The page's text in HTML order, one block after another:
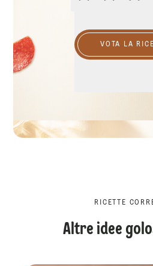
VOTA LA
RICETTE
Altre idee